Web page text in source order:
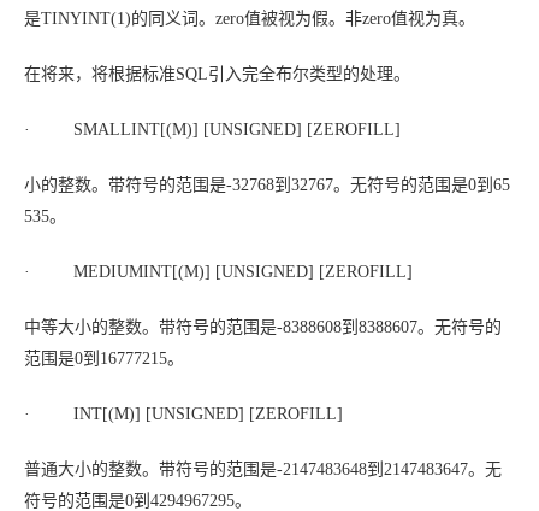
是TINYINT(1)的同义词。zero值被视为假。非zero值视为真。
在将来，将根据标准SQL引入完全布尔类型的处理。
· SMALLINT[(M)] [UNSIGNED] [ZEROFILL]
小的整数。带符号的范围是-32768到32767。无符号的范围是0到65
535。
· MEDIUMINT[(M)] [UNSIGNED] [ZEROFILL]
中等大小的整数。带符号的范围是-8388608到8388607。无符号的
范围是0到16777215。
· INT[(M)] [UNSIGNED] [ZEROFILL]
普通大小的整数。带符号的范围是-2147483648到2147483647。无
符号的范围是0到4294967295。